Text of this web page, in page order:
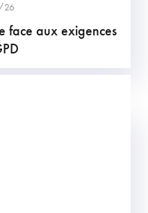
face aux exigences